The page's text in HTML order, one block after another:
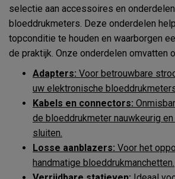
selectie aan accessoires en
bloeddrukmeters. Deze onderdelen
topconditie te houden en waarborgen
de praktijk. Onze onderdelen omvatten
Adapters: Voor betrouwbare
uw elektronische
Kabels en connectors:
de bloeddrukmeter nauwkeurig
sluiten.
Losse aanblazers: Voor het
handmatige bloeddrukmanchetten.